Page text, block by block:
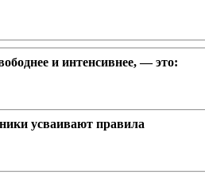
и интенсивнее, — это:
усваивают правила